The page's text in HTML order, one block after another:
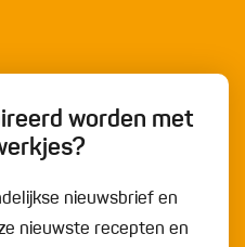
worden met
nieuwsbrief en
nieuwste recepten en